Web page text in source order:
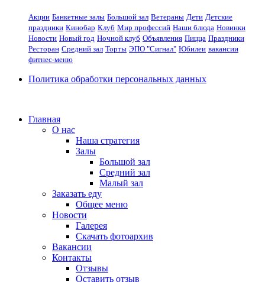
Акции Банкетные залы Большой зал Ветераны Дети Детские
праздники Кинобар Клуб Мир профессий Наши блюда Новинки
Новости Новый год Ночной клуб Объявления Пицца Праздники
Ресторан Средний зал Торты ЭПО "Сигнал" Юбилеи вакансии
фитнес-меню
Политика обработки персональных данных
Главная
О нас
Наша стратегия
Залы
Большой зал
Средний зал
Малый зал
Заказать еду
Общее меню
Новости
Галерея
Скачать фотоархив
Вакансии
Контакты
Отзывы
Оставить отзыв